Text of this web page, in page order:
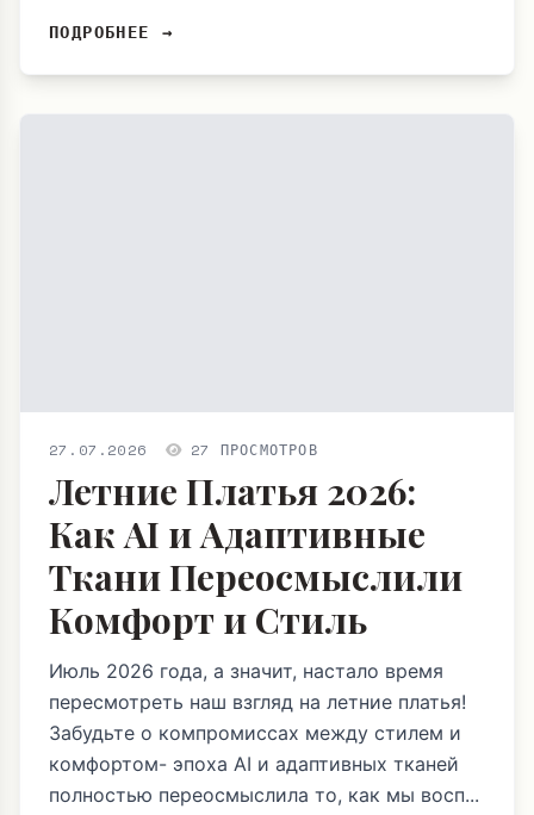
ПОДРОБНЕЕ →
27.07.2026 27 ПРОСМОТРОВ
Летние Платья 2026:
Как AI и Адаптивные
Ткани Переосмыслили
Комфорт и Стиль
Июль 2026 года, а значит, настало время
пересмотреть наш взгляд на летние платья!
Забудьте о компромиссах между стилем и
комфортом- эпоха AI и адаптивных тканей
полностью переосмыслила то, как мы восп...